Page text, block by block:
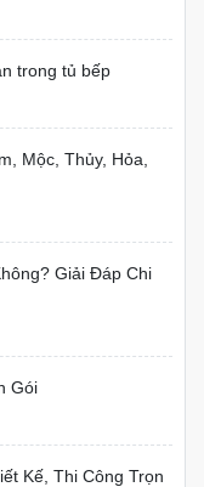
trong tủ bếp
Mộc, Thủy, Hỏa,
Giải Đáp Chi
Gói
Kế, Thi Công Trọn